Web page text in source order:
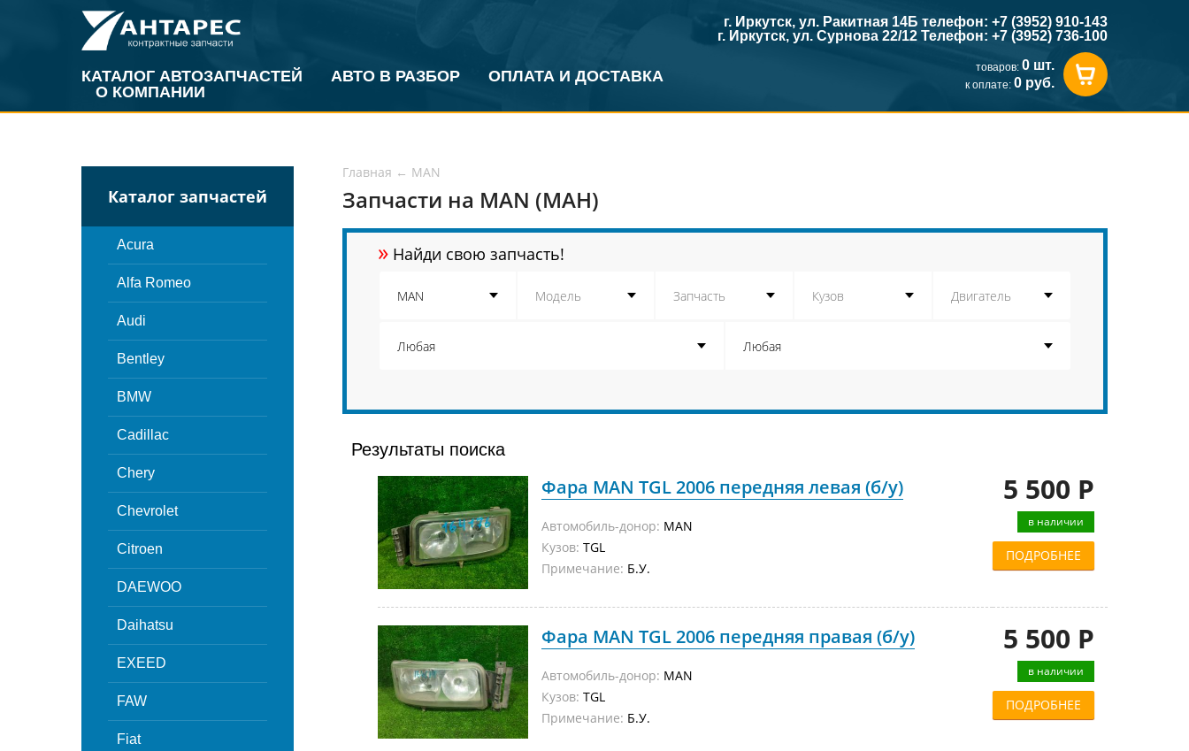
КАТАЛОГ АВТОЗАПЧАСТЕЙ АВТО В РАЗБОР
ОПЛАТА И ДОСТАВКА
О КОМПАНИИ
г. Иркутск, ул. Ракитная 14Б телефон: +7 (3952) 910-143
г. Иркутск, ул. Сурнова 22/12 Телефон: +7 (3952) 736-100
товаров: 0 шт.
к оплате: 0 руб.
Каталог запчастей
Acura
Alfa Romeo
Audi
Bentley
BMW
Cadillac
Chery
Chevrolet
Citroen
DAEWOO
Daihatsu
EXEED
FAW
Fiat
Главная ← MAN
Запчасти на MAN (МАН)
» Найди свою запчасть!
Результаты поиска
Фара MAN TGL 2006 передняя левая (б/у)
Автомобиль-донор: MAN
Кузов: TGL
Примечание: Б.У.
5 500 Р
в наличии
ПОДРОБНЕЕ
Фара MAN TGL 2006 передняя правая (б/у)
Автомобиль-донор: MAN
Кузов: TGL
Примечание: Б.У.
5 500 Р
в наличии
ПОДРОБНЕЕ